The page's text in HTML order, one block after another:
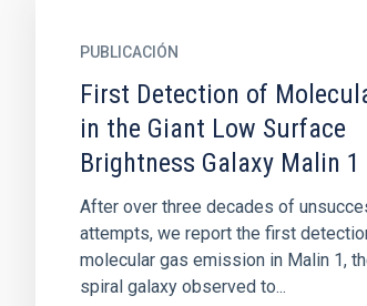
PUBLICACIÓN
First Detection of
in the Giant Low Surface
Brightness Galaxy Malin 1
After over three decades of
attempts, we report the first
molecular gas emission in Malin 1,
spiral galaxy observed to...